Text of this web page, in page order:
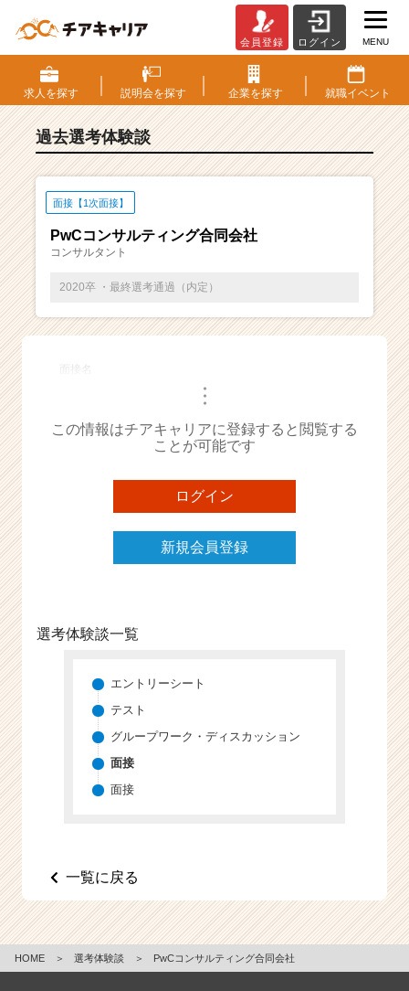
S・
選
考
験
ベ
チ
ー・
成
ら
ス
ト
が
届
く
チ
ャ
e
e
会員登録 ログイン MENU
求人を探す 説明会を探す 企業を探す 就職イベント
過去選考体験談
面接【1次面接】
PwCコンサルティング合同会社
コンサルタント
2020卒 ・最終選考通過（内定）
面接名
・・・
この情報はチアキャリアに登録すると閲覧する
ことが可能です
ログイン
新規会員登録
選考体験談一覧
エントリーシート
テスト
グループワーク・ディスカッション
面接
面接
一覧に戻る
HOME ＞ 選考体験談 ＞ PwCコンサルティング合同会社